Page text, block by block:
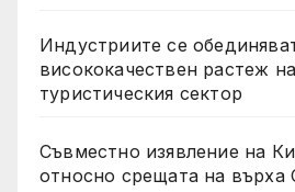
Индустриите се
висококачествен растеж
туристическия сектор
Съвместно изявление на
относно срещата на върха